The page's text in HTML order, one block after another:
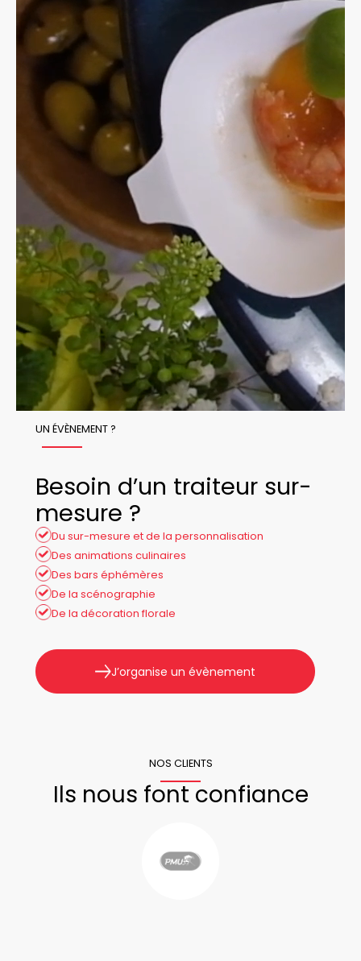
UN ÉVÈNEMENT ?
Besoin d’un traiteur sur-
mesure ?
Du sur-mesure et de la personnalisation
Des animations culinaires
Des bars éphémères
De la scénographie
De la décoration florale
J’organise un évènement
NOS CLIENTS
Ils nous font confiance